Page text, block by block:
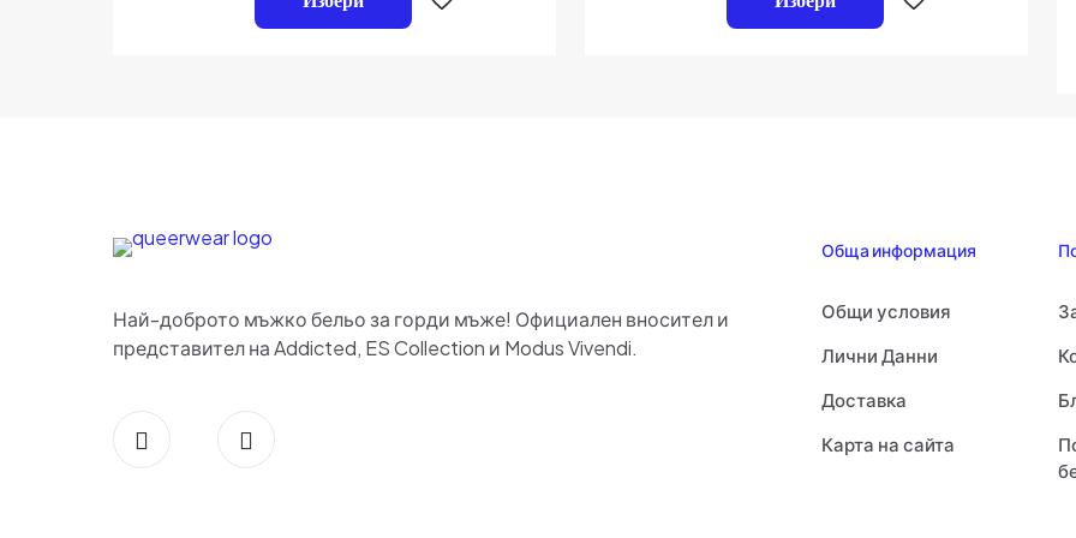
Най-доброто мъжко бельо за горди мъже! Официален вносител и
представител на Addicted, ES Collection и Modus Vivendi.
Обща информация
Общи условия
Лични Данни
Доставка
Карта на сайта